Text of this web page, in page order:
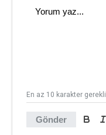
Gönder
En az 10 karakter gerekli